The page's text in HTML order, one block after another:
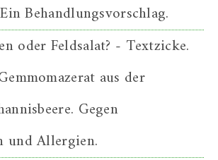
Behandlungsvorschlag.
oder Feldsalat? - Textzicke.
aus der
Gegen
und Allergien.